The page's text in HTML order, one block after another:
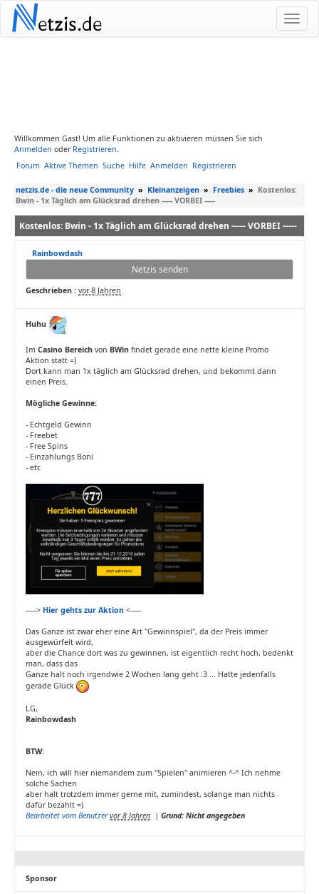
Netzis.de
Willkommen Gast! Um alle Funktionen zu aktivieren müssen Sie sich
Anmelden oder Registrieren.
Forum Aktive Themen Suche Hilfe Anmelden Registrieren
netzis.de - die neue Community » Kleinanzeigen » Freebies » Kostenlos:
Bwin - 1x Täglich am Glücksrad drehen ----- VORBEI -----
Kostenlos: Bwin - 1x Täglich am Glücksrad drehen ----- VORBEI -----
Rainbowdash
Netzis senden
Geschrieben : vor 8 Jahren
Huhu
Im Casino Bereich von BWin findet gerade eine nette kleine Promo
Aktion statt =)
Dort kann man 1x täglich am Glücksrad drehen, und bekommt dann
einen Preis.
Mögliche Gewinne:
- Echtgeld Gewinn
- Freebet
- Free Spins
- Einzahlungs Boni
- etc
-----> Hier gehts zur Aktion <-----
Das Ganze ist zwar eher eine Art "Gewinnspiel", da der Preis immer
ausgewürfelt wird,
aber die Chance dort was zu gewinnen, ist eigentlich recht hoch, bedenkt
man, dass das
Ganze halt noch irgendwie 2 Wochen lang geht :3 ... Hatte jedenfalls
gerade Glück
LG,
Rainbowdash
BTW:
Nein, ich will hier niemandem zum "Spielen" animieren ^-^ Ich nehme
solche Sachen
aber halt trotzdem immer gerne mit, zumindest, solange man nichts
dafür bezahlt =)
Bearbeitet vom Benutzer vor 8 Jahren | Grund: Nicht angegeben
Sponsor